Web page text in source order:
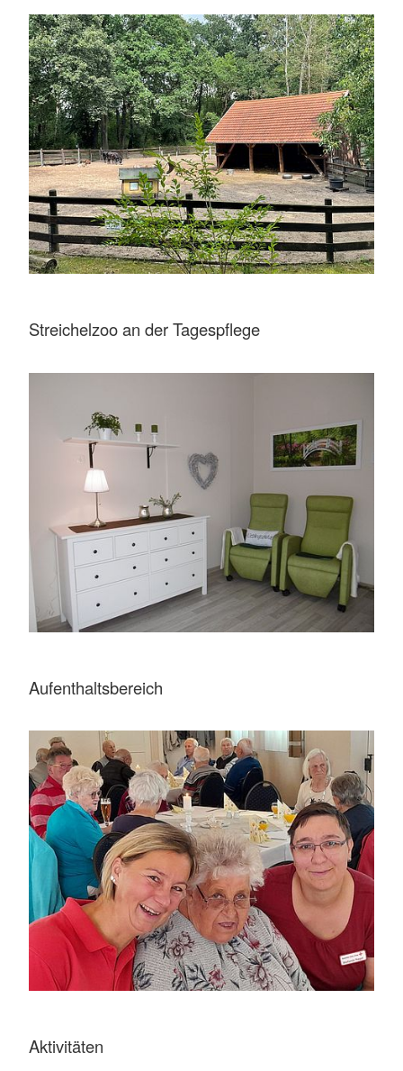
Streichelzoo an der Tagespflege
Aufenthaltsbereich
Aktivitäten